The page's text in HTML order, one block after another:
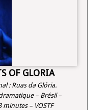
OF GLORIA
: Ruas da Glória.
– Brésil –
minutes – VOSTF